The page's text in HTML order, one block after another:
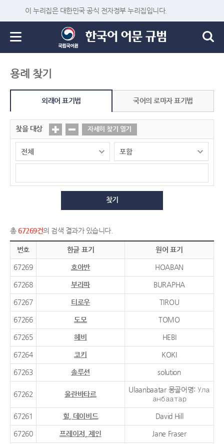
이 누리집은 대한민국 공식 전자정부 누리집입니다.
용례 찾기
외래어 표기법 국어의 로마자 표기법
찾을 대상 자세히 찾기 열기
찾기
총 67269건의 검색 결과가 있습니다.
번호 한글 표기 원어 표기
67269 호아반 HOABAN
67268 부라파 BURAPHA
67267 티로우 TIROU
67266 도모 TOMO
67265 헤비 HEBI
67264 코키 KOKI
67263 솔루션 solution
67262 울란바타르
Ulaanbaatar 몽골어명: Ула
анбаатар
67261 힐, 데이비드 David Hill
67260 프레이저, 제인 Jane Fraser